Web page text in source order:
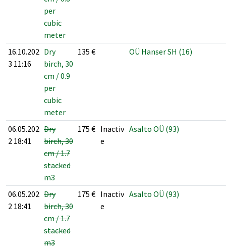
per
cubic
meter
16.10.202
3 11:16
Dry
birch, 30
cm / 0.9
per
cubic
meter
135 € OÜ Hanser SH (16)
06.05.202
2 18:41
Dry
birch, 30
cm / 1.7
stacked
m3
175 € Inactiv
e
Asalto OÜ (93)
06.05.202
2 18:41
Dry
birch, 30
cm / 1.7
stacked
m3
175 € Inactiv
e
Asalto OÜ (93)